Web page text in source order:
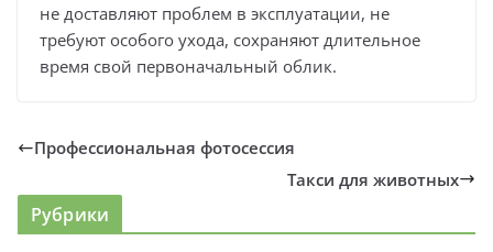
не доставляют проблем в эксплуатации, не
требуют особого ухода, сохраняют длительное
время свой первоначальный облик.
Профессиональная фотосессия
Такси для животных
Рубрики